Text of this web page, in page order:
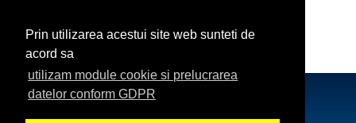
Prin utilizarea acestui site web sunteti de
acord sa
utilizam module cookie si prelucrarea
datelor conform GDPR